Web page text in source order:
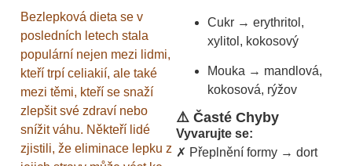
Bezlepková dieta se v
posledních letech stala
populární nejen mezi lidmi,
kteří trpí celiakií, ale také
mezi těmi, kteří se snaží
zlepšit své zdraví nebo
snížit váhu. Někteří lidé
zjistili, že eliminace lepku z
Cukr → erythritol,
xylitol, kokosový
Mouka → mandlová,
kokosová, rýžov
⚠️ Časté Chyby
Vyvarujte se:
✗ Přeplnění formy → dort